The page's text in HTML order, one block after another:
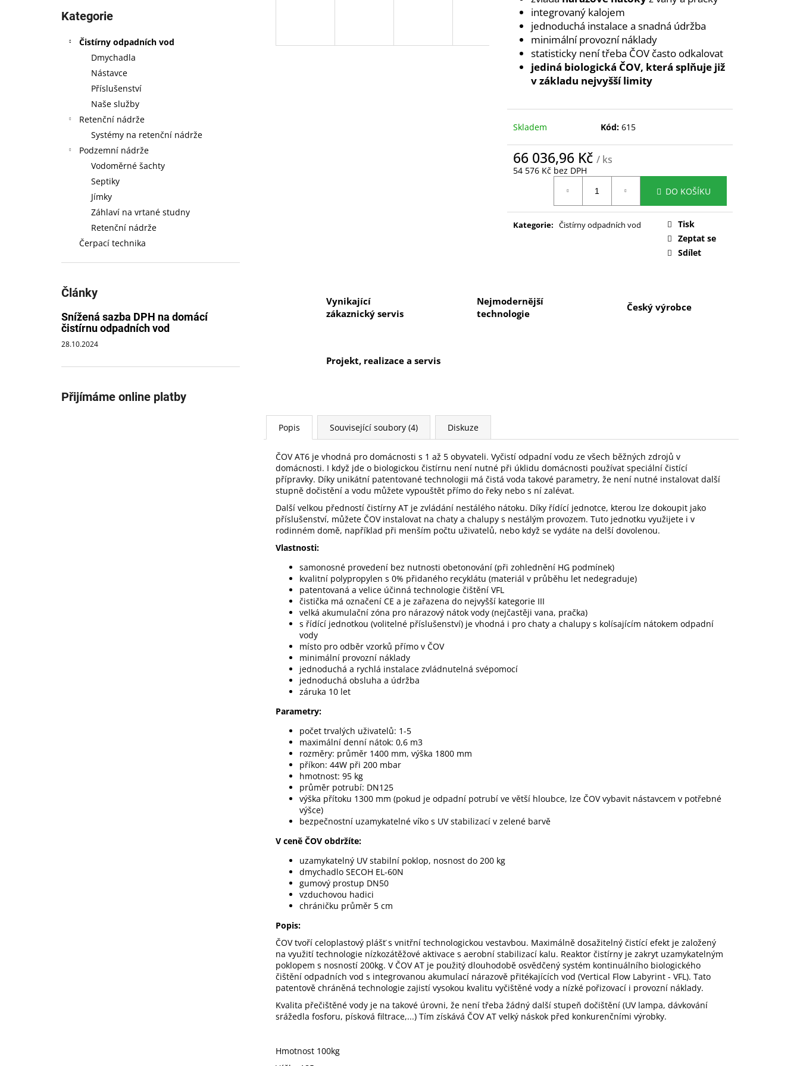
kategorie
Kategorie
Čistírny odpadních vod
Dmychadla
Nástavce
Příslušenství
Naše služby
Retenční nádrže
Systémy na retenční nádrže
Podzemní nádrže
Vodoměrné šachty
Septiky
Jímky
Záhlaví na vrtané studny
Retenční nádrže
Čerpací technika
Články
Snížená sazba DPH na domácí
čistírnu odpadních vod
28.10.2024
Přijímáme online platby
integrovaný kalojem
jednoduchá instalace a snadná údržba
minimální provozní náklady
statisticky není třeba ČOV často odkalovat
jediná biologická ČOV, která splňuje již
v základu nejvyšší limity
Skladem Kód: 615
66 036,96 Kč / ks
54 576 Kč bez DPH
DO KOŠÍKU
Kategorie: Čistírny odpadních vod
Tisk
Zeptat se
Sdílet
Vynikající
zákaznický servis
Nejmodernější
technologie
Český výrobce
Projekt, realizace a servis
Popis Související soubory (4) Diskuze
ČOV AT6 je vhodná pro domácnosti s 1 až 5 obyvateli. Vyčistí odpadní vodu ze všech běžných zdrojů v
domácnosti. I když jde o biologickou čistírnu není nutné při úklidu domácnosti používat speciální čistící
přípravky. Díky unikátní patentované technologii má čistá voda takové parametry, že není nutné instalovat další
stupně dočistění a vodu můžete vypouštět přímo do řeky nebo s ní zalévat.
Další velkou předností čistírny AT je zvládání nestálého nátoku. Díky řídící jednotce, kterou lze dokoupit jako
příslušenství, můžete ČOV instalovat na chaty a chalupy s nestálým provozem. Tuto jednotku využijete i v
rodinném domě, například při menším počtu uživatelů, nebo když se vydáte na delší dovolenou.
Vlastnosti:
samonosné provedení bez nutnosti obetonování (při zohlednění HG podmínek)
kvalitní polypropylen s 0% přidaného recyklátu (materiál v průběhu let nedegraduje)
patentovaná a velice účinná technologie čištění VFL
čistička má označení CE a je zařazena do nejvyšší kategorie III
velká akumulační zóna pro nárazový nátok vody (nejčastěji vana, pračka)
s řídící jednotkou (volitelné příslušenství) je vhodná i pro chaty a chalupy s kolísajícím nátokem odpadní
vody
místo pro odběr vzorků přímo v ČOV
minimální provozní náklady
jednoduchá a rychlá instalace zvládnutelná svépomocí
jednoduchá obsluha a údržba
záruka 10 let
Parametry:
počet trvalých uživatelů: 1-5
maximální denní nátok: 0,6 m3
rozměry: průměr 1400 mm, výška 1800 mm
příkon: 44W při 200 mbar
hmotnost: 95 kg
průměr potrubí: DN125
výška přítoku 1300 mm (pokud je odpadní potrubí ve větší hloubce, lze ČOV vybavit nástavcem v potřebné
výšce)
bezpečnostní uzamykatelné víko s UV stabilizací v zelené barvě
V ceně ČOV obdržíte:
uzamykatelný UV stabilní poklop, nosnost do 200 kg
dmychadlo SECOH EL-60N
gumový prostup DN50
vzduchovou hadici
chráničku průměr 5 cm
Popis:
ČOV tvoří celoplastový plášť s vnitřní technologickou vestavbou. Maximálně dosažitelný čistící efekt je založený
na využití technologie nízkozátěžové aktivace s aerobní stabilizací kalu. Reaktor čistírny je zakryt uzamykatelným
poklopem s nosností 200kg. V ČOV AT je použitý dlouhodobě osvědčený systém kontinuálního biologického
čištění odpadních vod s integrovanou akumulací nárazově přitékajících vod (Vertical Flow Labyrint - VFL). Tato
patentově chráněná technologie zajistí vysokou kvalitu vyčištěné vody a nízké pořizovací i provozní náklady.
Kvalita přečištěné vody je na takové úrovni, že není třeba žádný další stupeň dočištění (UV lampa, dávkování
srážedla fosforu, písková filtrace,...) Tím získává ČOV AT velký náskok před konkurenčními výrobky.
Hmotnost 100kg